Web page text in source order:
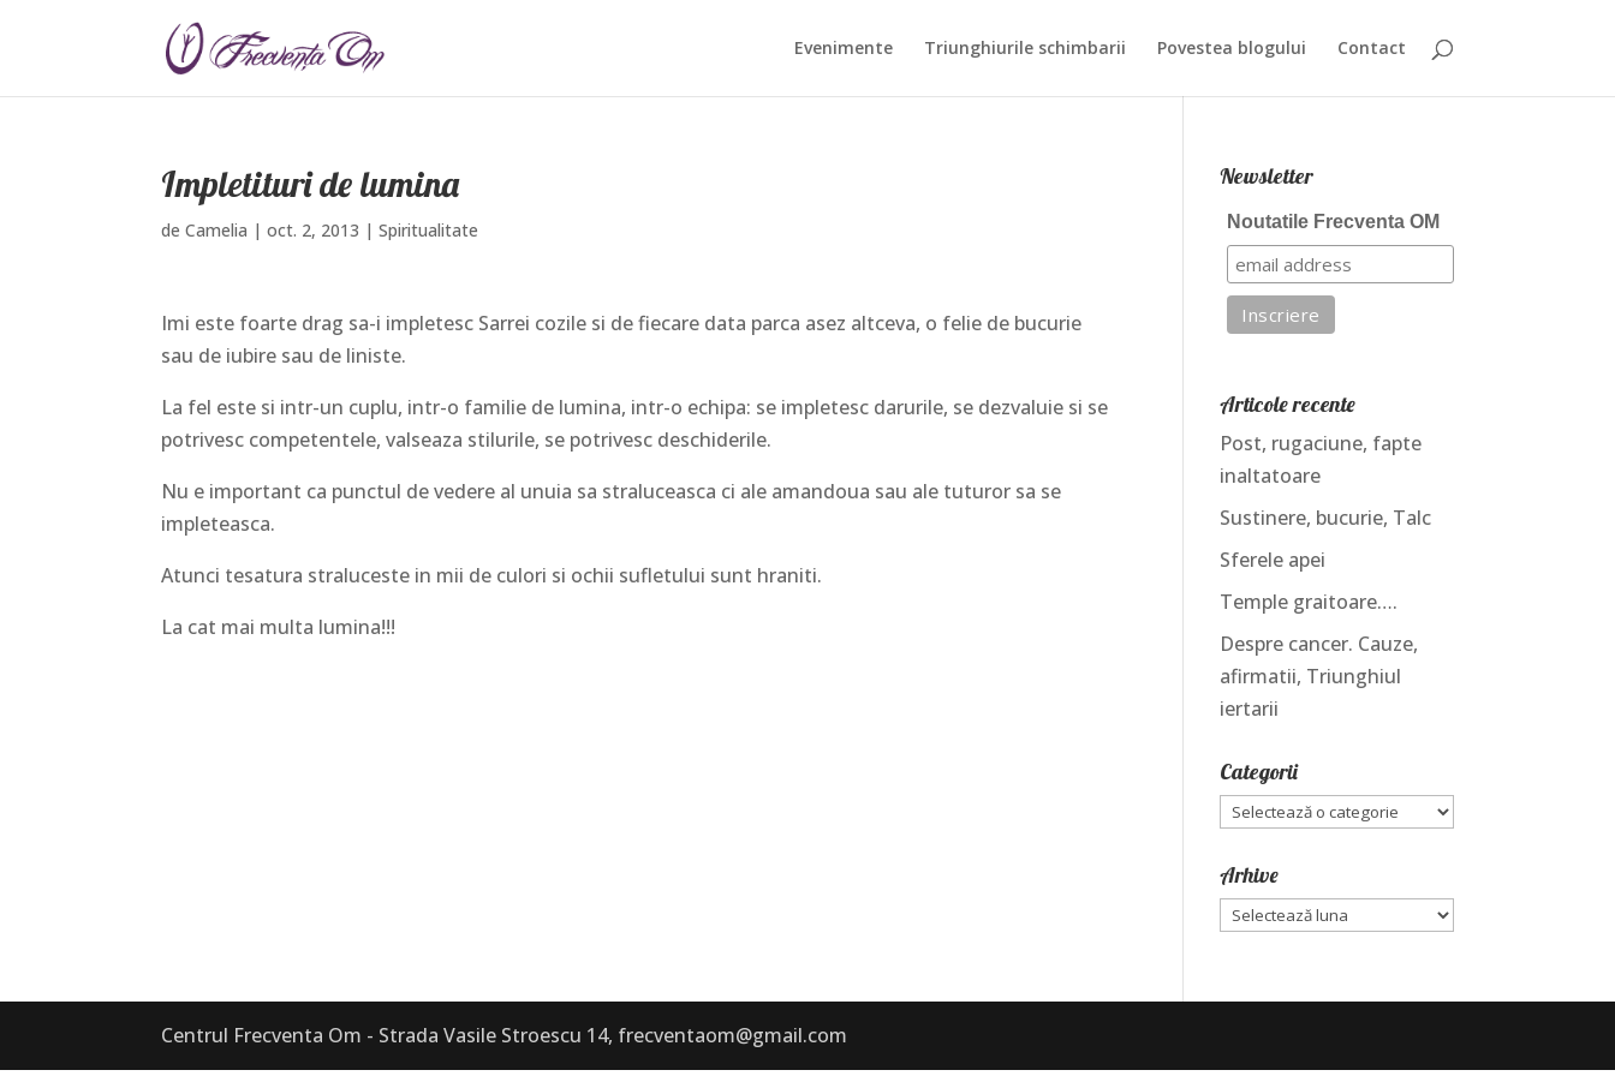
Evenimente Triunghiurile schimbarii Povestea blogului Contact
Impletituri de lumina
deCamelia |oct. 2, 2013 |Spiritualitate
Imi este foarte drag sa-i impletesc Sarrei cozile si de fiecare data parca asez altceva, o felie de bucurie
sau de iubire sau de liniste.
La fel este si intr-un cuplu, intr-o familie de lumina, intr-o echipa: se impletesc darurile, se dezvaluie si se
potrivesc competentele, valseaza stilurile, se potrivesc deschiderile.
Nu e important ca punctul de vedere al unuia sa straluceasca ci ale amandoua sau ale tuturor sa se
impleteasca.
Atunci tesatura straluceste in mii de culori si ochii sufletului sunt hraniti.
La cat mai multa lumina!!!
Newsletter
Noutatile Frecventa OM
Articole recente
Post, rugaciune, fapte
inaltatoare
Sustinere, bucurie, Talc
Sferele apei
Temple graitoare….
Despre cancer. Cauze,
afirmatii, Triunghiul
iertarii
Categorii
Categorii
Arhive
Arhive
Centrul Frecventa Om - Strada Vasile Stroescu 14, frecventaom@gmail.com